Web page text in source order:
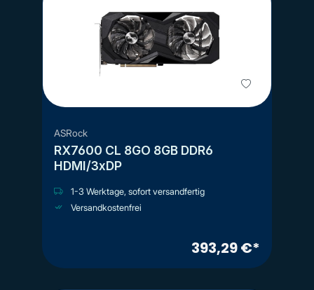
ASRock
RX7600 CL 8GO 8GB DDR6
HDMI/3xDP
1-3 Werktage, sofort versandfertig
Versandkostenfrei
393,29 €*